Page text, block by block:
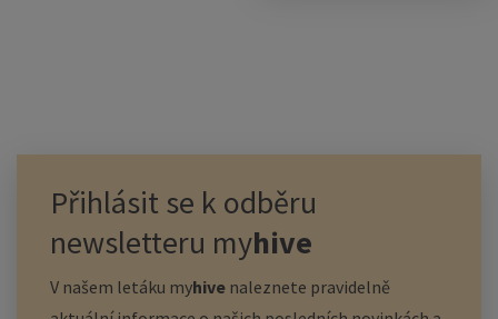
Přihlásit se k odběru
newsletteru myhive
V našem letáku myhive naleznete pravidelně